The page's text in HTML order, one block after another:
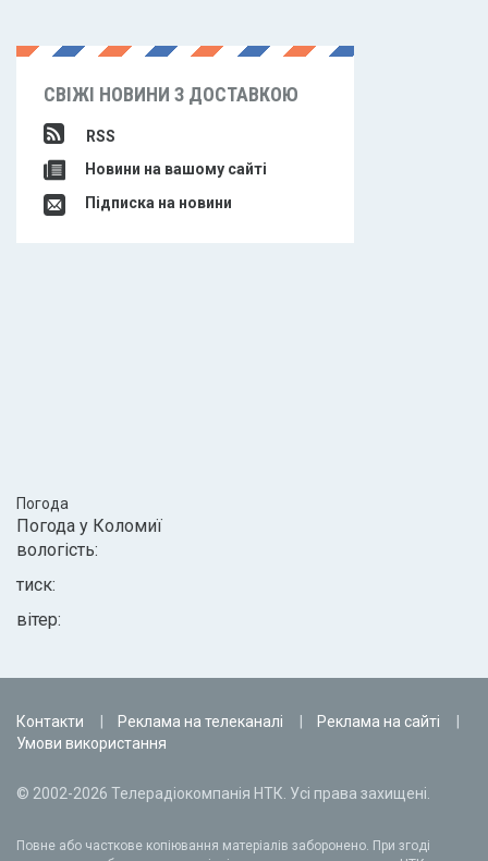
СВІЖІ НОВИНИ З ДОСТАВКОЮ
RSS
Новини на вашому сайті
Підписка на новини
Погода
Погода у Коломиї
вологість:
тиск:
вітер:
Контакти Реклама на телеканалі
Реклама на сайті
Умови використання
© 2002-2026 Телерадіокомпанія НТК. Усі права захищені.
Повне або часткове копіювання матеріалів заборонено. При згоді